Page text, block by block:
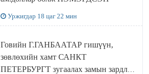
Уржигдар 18 цаг 22 мин
Говийн Г.ГАНБААТАР гишүүн,
зөвлөхийн хамт САНКТ
ПЕТЕРБУРГТ зугаалах замын зардлаа